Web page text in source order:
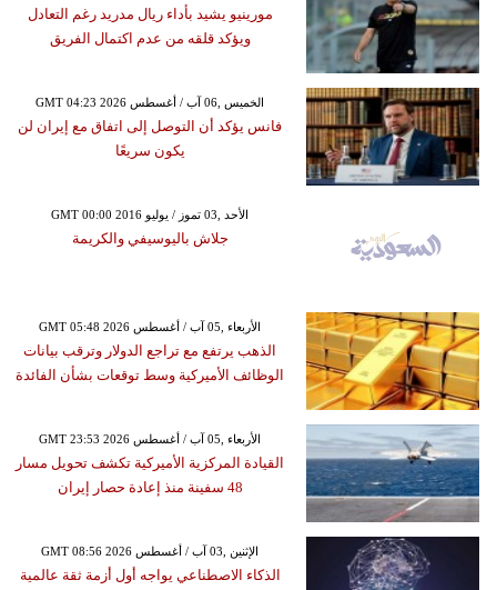
مورينيو يشيد بأداء ريال مدريد رغم التعادل
ويؤكد قلقه من عدم اكتمال الفريق
GMT 04:23 2026 الخميس ,06 آب / أغسطس
فانس يؤكد أن التوصل إلى اتفاق مع إيران لن
يكون سريعًا
GMT 00:00 2016 الأحد ,03 تموز / يوليو
جلاش باليوسيفي والكريمة
GMT 05:48 2026 الأربعاء ,05 آب / أغسطس
الذهب يرتفع مع تراجع الدولار وترقب بيانات
الوظائف الأميركية وسط توقعات بشأن الفائدة
GMT 23:53 2026 الأربعاء ,05 آب / أغسطس
القيادة المركزية الأميركية تكشف تحويل مسار
48 سفينة منذ إعادة حصار إيران
GMT 08:56 2026 الإثنين ,03 آب / أغسطس
الذكاء الاصطناعي يواجه أول أزمة ثقة عالمية